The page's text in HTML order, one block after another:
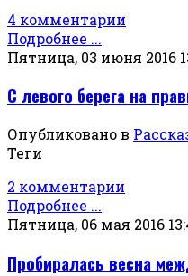
4 комментарии
Подробнее ...
Пятница, 03 июня 2016
С левого берега на
Опубликовано в
Теги
2 комментарии
Подробнее ...
Пятница, 06 мая 2016
Пробиралась весна